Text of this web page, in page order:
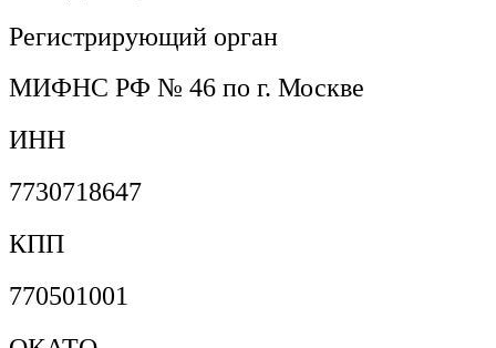
Регистрирующий орган
МИФНС РФ № 46 по г. Москве
ИНН
7730718647
КПП
770501001